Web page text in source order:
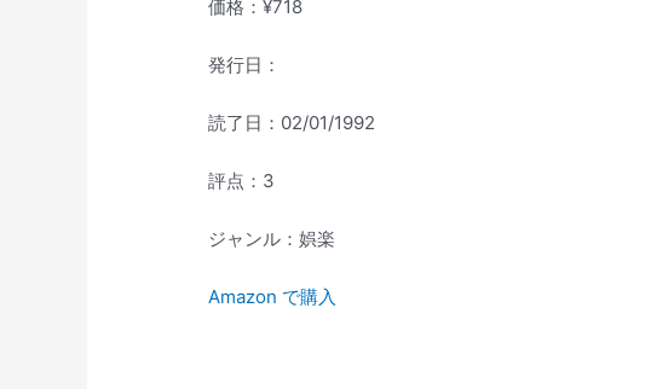
価格：¥718
発行日：
読了日：02/01/1992
評点：3
ジャンル：娯楽
Amazon で購入